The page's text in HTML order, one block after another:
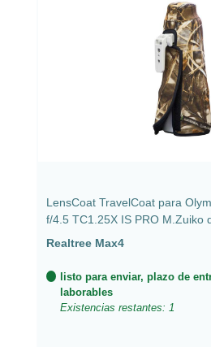
LensCoat TravelCoat para
f/4.5 TC1.25X IS PRO M.Zuiko
Max4
Realtree Max4
listo para enviar, plazo de
laborables
Existencias restantes: 1